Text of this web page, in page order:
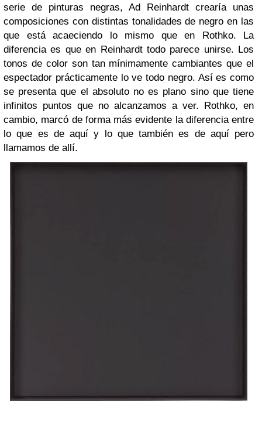
serie de pinturas negras, Ad Reinhardt crearía unas
composiciones con distintas tonalidades de negro en las
que está acaeciendo lo mismo que en Rothko. La
diferencia es que en Reinhardt todo parece unirse. Los
tonos de color son tan mínimamente cambiantes que el
espectador prácticamente lo ve todo negro. Así es como
se presenta que el absoluto no es plano sino que tiene
infinitos puntos que no alcanzamos a ver. Rothko, en
cambio, marcó de forma más evidente la diferencia entre
lo que es de aquí y lo que también es de aquí pero
llamamos de allí.